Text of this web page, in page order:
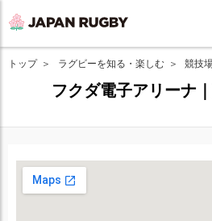
トップ ラグビーを知る・楽しむ 競技
フクダ電子アリーナ